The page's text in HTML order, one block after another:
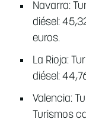
Navarra:
diésel:
euros.
La Rioja:
diésel:
Valencia:
Turismos